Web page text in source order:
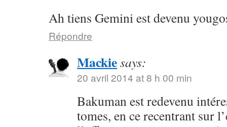
Ah tiens Gemini est devenu
Répondre
Mackiesays:
20 avril 2014 at 8 h 00 min
Bakuman est redevenu
tomes, en ce recentrant sur